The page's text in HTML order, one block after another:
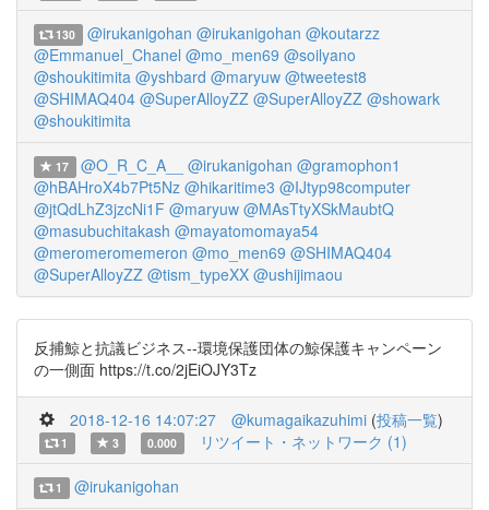
130 @irukanigohan @irukanigohan @koutarzz
@Emmanuel_Chanel @mo_men69 @soilyano
@shoukitimita @yshbard @maryuw @tweetest8
@SHIMAQ404 @SuperAlloyZZ @SuperAlloyZZ @showark
@shoukitimita
17 @O_R_C_A__ @irukanigohan @gramophon1
@hBAHroX4b7Pt5Nz @hikaritime3 @IJtyp98computer
@jtQdLhZ3jzcNi1F @maryuw @MAsTtyXSkMaubtQ
@masubuchitakash @mayatomomaya54
@meromeromemeron @mo_men69 @SHIMAQ404
@SuperAlloyZZ @tism_typeXX @ushijimaou
反捕鯨と抗議ビジネス--環境保護団体の鯨保護キャンペーン
の一側面 https://t.co/2jEiOJY3Tz
2018-12-16 14:07:27 @kumagaikazuhimi (投稿一覧)
1 3 0.000 リツイート・ネットワーク (1)
1 @irukanigohan